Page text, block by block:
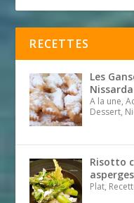
RECETTES
Les
Nissarda
A la une,
Dessert,
Risotto
Plat,